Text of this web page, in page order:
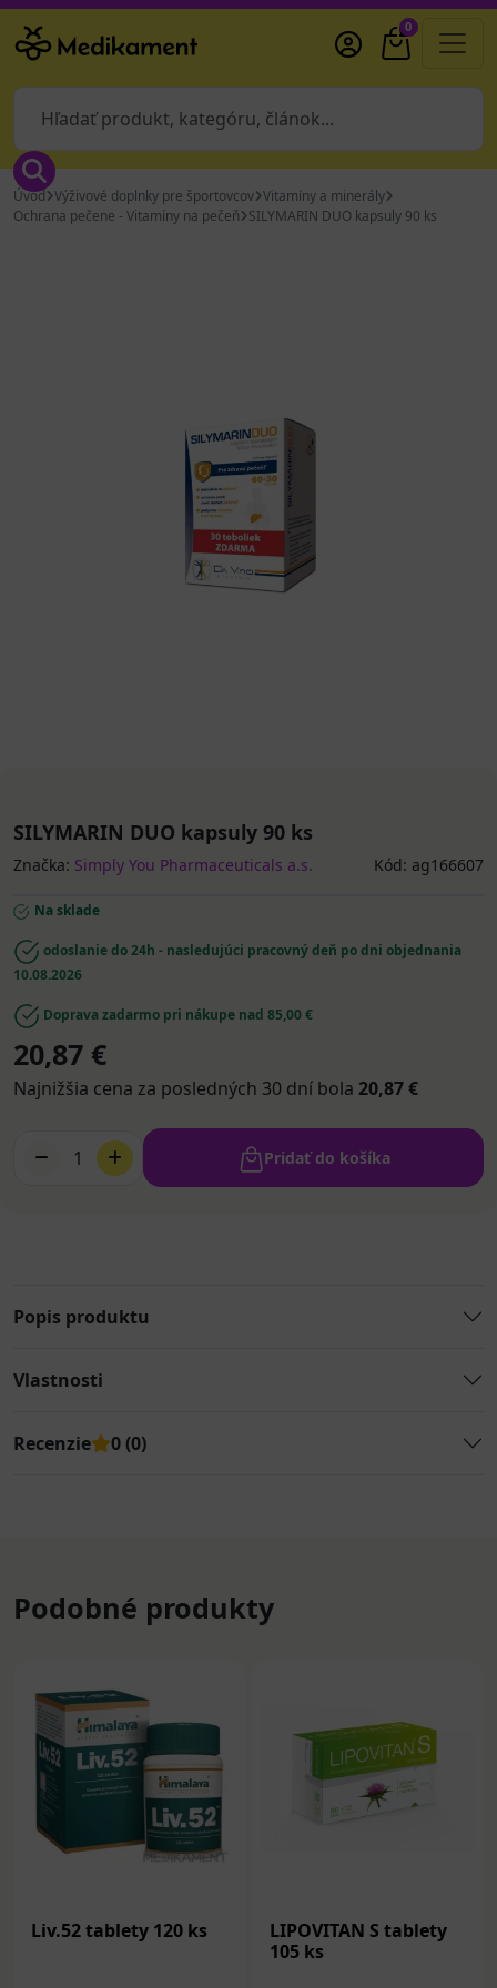
0
Úvod Výživové doplnky pre športovcov Vitamíny a minerály
Ochrana pečene - Vitamíny na pečeň SILYMARIN DUO kapsuly 90 ks
SILYMARIN DUO kapsuly 90 ks
Značka: Simply You Pharmaceuticals a.s. Kód: ag166607
Na sklade
odoslanie do 24h - nasledujúci pracovný deň po dni objednania
10.08.2026
Doprava zadarmo pri nákupe nad 85,00 €
20,87 €
Najnižšia cena za posledných 30 dní bola 20,87 €
1 Pridať do košíka
Popis produktu
Vlastnosti
Recenzie 0 (0)
Podobné produkty
Liv.52 tablety 120 ks
LIPOVITAN S tablety
105 ks